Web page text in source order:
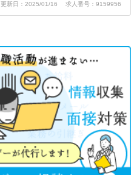
更新日：2025/01/16 求人番号：9159956